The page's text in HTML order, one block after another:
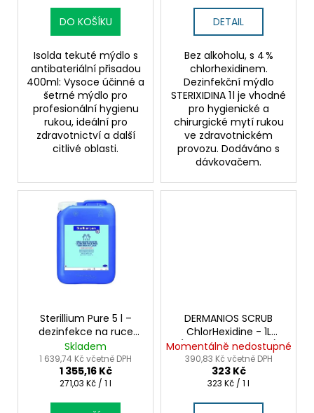
DO KOŠÍKU
Isolda tekuté mýdlo s
antibateriální přisadou
400ml: Vysoce účinné a
šetrné mýdlo pro
profesionální hygienu
rukou, ideální pro
zdravotnictví a další
citlivé oblasti.
DETAIL
Bez alkoholu, s 4 %
chlorhexidinem.
Dezinfekční mýdlo
STERIXIDINA 1 l je vhodné
pro hygienické a
chirurgické mytí rukou
ve zdravotnickém
provozu. Dodáváno s
dávkovačem.
Sterillium Pure 5 l –
dezinfekce na ruce
pro časté použití
Skladem
1 639,74 Kč včetně DPH
1 355,16 Kč
Měrná
271,03 Kč / 1 l
DERMANIOS SCRUB
ChlorHexidine - 1L
(dezinfekční mýdlo)
Momentálně nedostupné
390,83 Kč včetně DPH
323 Kč
Měrná
323 Kč / 1 l